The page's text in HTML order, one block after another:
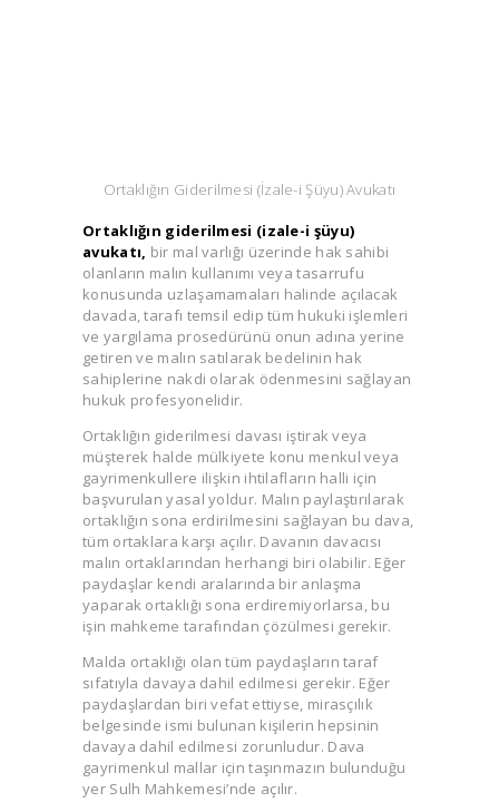
Ortaklığın Giderilmesi (İzale-i Şüyu) Avukatı
Ortaklığın giderilmesi (izale-i şüyu)
avukatı, bir mal varlığı üzerinde hak sahibi
olanların malın kullanımı veya tasarrufu
konusunda uzlaşamamaları halinde açılacak
davada, tarafı temsil edip tüm hukuki işlemleri
ve yargılama prosedürünü onun adına yerine
getiren ve malın satılarak bedelinin hak
sahiplerine nakdi olarak ödenmesini sağlayan
hukuk profesyonelidir.
Ortaklığın giderilmesi davası iştirak veya
müşterek halde mülkiyete konu menkul veya
gayrimenkullere ilişkin ihtilafların halli için
başvurulan yasal yoldur. Malın paylaştırılarak
ortaklığın sona erdirilmesini sağlayan bu dava,
tüm ortaklara karşı açılır. Davanın davacısı
malın ortaklarından herhangi biri olabilir. Eğer
paydaşlar kendi aralarında bir anlaşma
yaparak ortaklığı sona erdiremiyorlarsa, bu
işin mahkeme tarafından çözülmesi gerekir.
Malda ortaklığı olan tüm paydaşların taraf
sıfatıyla davaya dahil edilmesi gerekir. Eğer
paydaşlardan biri vefat ettiyse, mirasçılık
belgesinde ismi bulunan kişilerin hepsinin
davaya dahil edilmesi zorunludur. Dava
gayrimenkul mallar için taşınmazın bulunduğu
yer Sulh Mahkemesi’nde açılır.